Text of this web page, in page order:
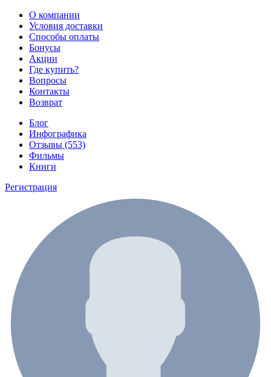
О компании
Условия доставки
Способы оплаты
Бонусы
Акции
Где купить?
Вопросы
Контакты
Возврат
Блог
Инфографика
Отзывы (553)
Фильмы
Книги
Регистрация